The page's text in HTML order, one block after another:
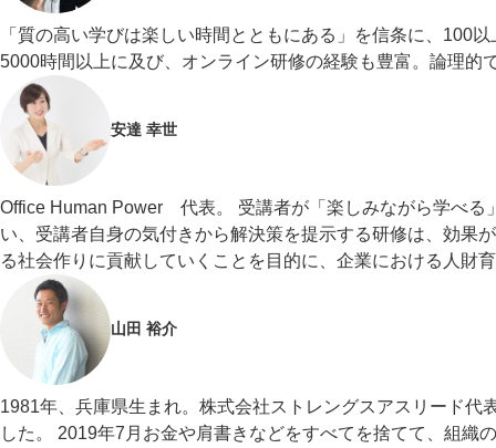
「質の高い学びは楽しい時間とともにある」を信条に、100
5000時間以上に及び、オンライン研修の経験も豊富。論理
安達 幸世
Office Human Power 代表。 受講者が「楽しみながら学べる
い、受講者自身の気付きから解決策を提示する研修は、効果
る社会作りに貢献していくことを目的に、企業における人財
山田 裕介
1981年、兵庫県生まれ。株式会社ストレングスアスリード
した。 2019年7月お金や肩書きなどをすべてを捨てて、組織